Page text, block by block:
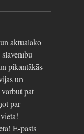
aktuālāko
pikantākās
un
pat
par
E-pasts